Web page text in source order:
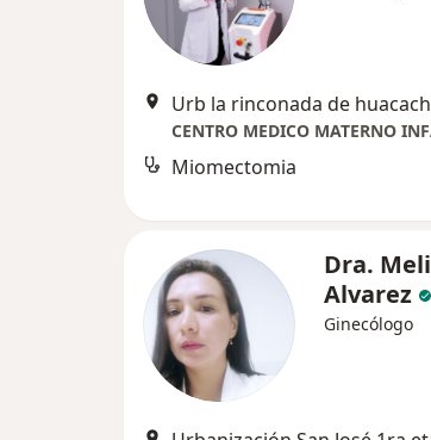
Miomectomia
Dra.
Alvarez
Ginecólogo